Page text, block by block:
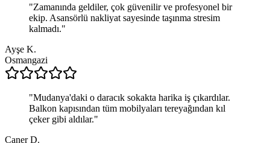
"Zamanında geldiler, çok güvenilir ve profesyonel bir
ekip. Asansörlü nakliyat sayesinde taşınma stresim
kalmadı."
Ayşe K.
Osmangazi
"Mudanya'daki o daracık sokakta harika iş çıkardılar.
Balkon kapısından tüm mobilyaları tereyağından kıl
çeker gibi aldılar."
Caner D.